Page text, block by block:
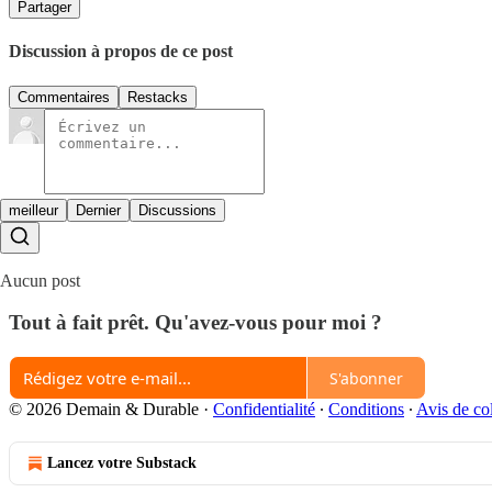
Partager
Discussion à propos de ce post
Commentaires Restacks
meilleur Dernier Discussions
Aucun post
Tout à fait prêt. Qu'avez-vous pour moi ?
S'abonner
© 2026 Demain & Durable · Confidentialité ∙ Conditions ∙ Avis de
Lancez votre Substack